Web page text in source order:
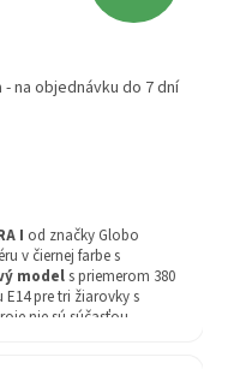
na objednávku do 7 dní
I od značky Globo
v čiernej farbe s
models priemerom 380
pre tri žiarovky s
nie sú súčasťou